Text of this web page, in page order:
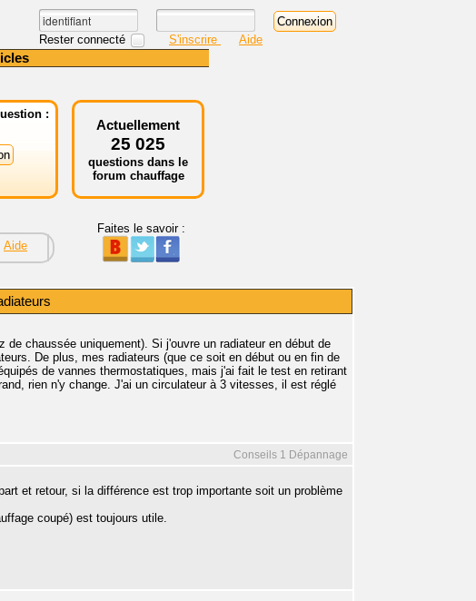
Rester connecté S'inscrire Aide
:
Actuellement
25 025
questions dans le
forum chauffage
Aide
Faites le savoir :
chaussée uniquement). Si j'ouvre un radiateur en début de
De plus, mes radiateurs (que ce soit en début ou en fin de
de vannes thermostatiques, mais j'ai fait le test en retirant
rien n'y change. J'ai un circulateur à 3 vitesses, il est réglé
Conseils 1 Dépannage
et retour, si la différence est trop importante soit un problème
coupé) est toujours utile.